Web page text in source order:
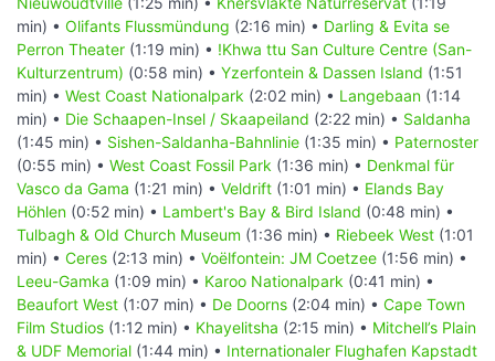
min) • Olifants Flussmündung (2:16 min) • Darling & Evita se
Perron Theater (1:19 min) • !Khwa ttu San Culture Centre (San-
Kulturzentrum) (0:58 min) • Yzerfontein & Dassen Island (1:51
min) • West Coast Nationalpark (2:02 min) • Langebaan (1:14
min) • Die Schaapen-Insel / Skaapeiland (2:22 min) • Saldanha
(1:45 min) • Sishen-Saldanha-Bahnlinie (1:35 min) • Paternoster
(0:55 min) • West Coast Fossil Park (1:36 min) • Denkmal für
Vasco da Gama (1:21 min) • Veldrift (1:01 min) • Elands Bay
Höhlen (0:52 min) • Lambert's Bay & Bird Island (0:48 min) •
Tulbagh & Old Church Museum (1:36 min) • Riebeek West (1:01
min) • Ceres (2:13 min) • Voëlfontein: JM Coetzee (1:56 min) •
Leeu-Gamka (1:09 min) • Karoo Nationalpark (0:41 min) •
Beaufort West (1:07 min) • De Doorns (2:04 min) • Cape Town
Film Studios (1:12 min) • Khayelitsha (2:15 min) • Mitchell’s Plain
& UDF Memorial (1:44 min) • Internationaler Flughafen Kapstadt